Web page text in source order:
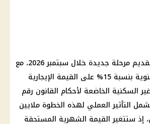
مرحلة جديدة خلال سبتمبر 2026، مع
بدء تطبيق زيادة سنوية بنسبة 15% على القيمة الإيجارية
السكنية الخاضعة لأحكام القانون رقم
التأثير العملي لهذه الخطوة ملايين
إذ ستتغير القيمة الشهرية المستحقة